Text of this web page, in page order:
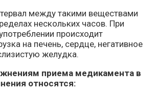
между такими веществами
нескольких часов. При
происходит
на печень, сердце, негативное
желудка.
приема медикамента в
относятся: